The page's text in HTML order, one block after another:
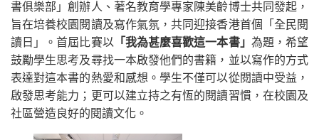
書俱樂部」創辦人、著名教育學專家陳美齡博士共同發起，
旨在培養校園閱讀及寫作氣氛，共同迎接香港首個「全民閱
讀日」。首屆比賽以 「我為甚麼喜歡這一本書」 為題，希望
鼓勵學生思考及尋找一本啟發他們的書籍，並以寫作的方式
表達對這本書的熱愛和感想。學生不僅可以從閱讀中受益，
啟發思考能力；更可以建立持之有恆的閱讀習慣，在校園及
社區營造良好的閱讀文化。